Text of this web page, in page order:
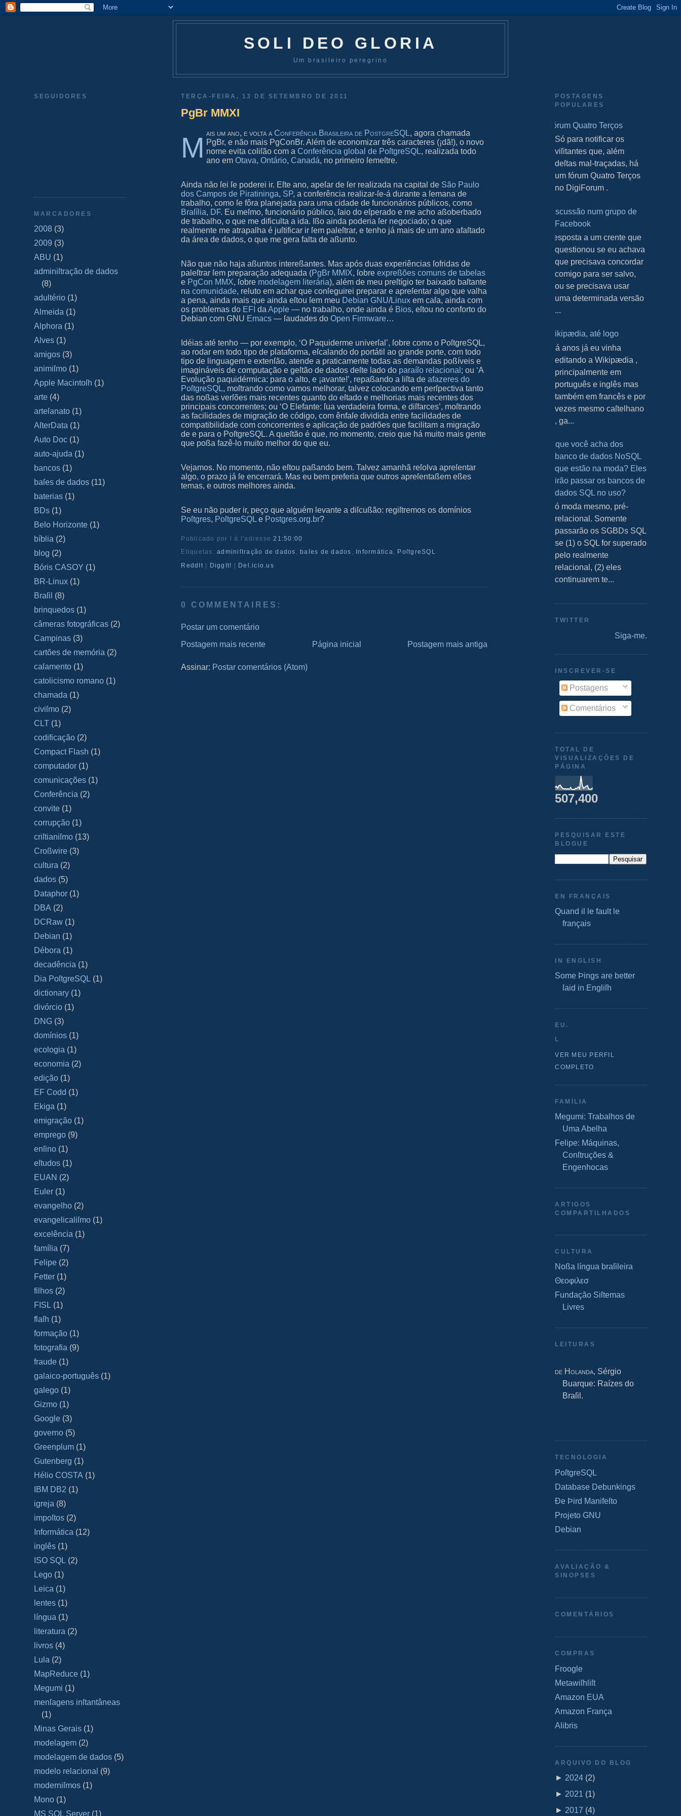
SOLI DEO GLORIA
Um brasileiro peregrino
SEGUIDORES
MARCADORES
2008 (3)
2009 (3)
ABU (1)
adminiſtração de dados
(8)
adultério (1)
Almeida (1)
Alphora (1)
Alves (1)
amigos (3)
animiſmo (1)
Apple Macintoſh (1)
arte (4)
arteſanato (1)
AſterData (1)
Auto Doc (1)
auto-ajuda (1)
bancos (1)
baſes de dados (11)
baterias (1)
BDs (1)
Belo Horizonte (1)
bíblia (2)
blog (2)
Bóris CASOY (1)
BR-Linux (1)
Braſil (8)
brinquedos (1)
câmeras fotográficas (2)
Campinas (3)
cartões de memória (2)
caſamento (1)
catolicismo romano (1)
chamada (1)
civiſmo (2)
CLT (1)
codificação (2)
Compact Flash (1)
computador (1)
comunicações (1)
Conferência (2)
convite (1)
corrupção (1)
criſtianiſmo (13)
Croßwire (3)
cultura (2)
dados (5)
Dataphor (1)
DBA (2)
DCRaw (1)
Debian (1)
Débora (1)
decadência (1)
Dia PoſtgreSQL (1)
dictionary (1)
divórcio (1)
DNG (3)
domínios (1)
ecologia (1)
economia (2)
edição (1)
EF Codd (1)
Ekiga (1)
emigração (1)
emprego (9)
enſino (1)
eſtudos (1)
EUAN (2)
Euler (1)
evangelho (2)
evangelicaliſmo (1)
excelência (1)
família (7)
Felipe (2)
Fetter (1)
filhos (2)
FISL (1)
flaſh (1)
formação (1)
fotografia (9)
fraude (1)
galaico‐português (1)
galego (1)
Gizmo (1)
Google (3)
governo (5)
Greenplum (1)
Gutenberg (1)
Hélio COSTA (1)
IBM DB2 (1)
igreja (8)
impoſtos (2)
Informática (12)
inglês (1)
ISO SQL (2)
Lego (1)
Leica (1)
lentes (1)
língua (1)
literatura (2)
livros (4)
Lula (2)
MapReduce (1)
Megumi (1)
menſagens inſtantâneas
(1)
Minas Gerais (1)
modelagem (2)
modelagem de dados (5)
modelo relacional (9)
moderniſmos (1)
Mono (1)
MS SQL Server (1)
TERÇA-FEIRA, 13 DE SETEMBRO DE 2011
PgBr MMXI
M ais um ano, e volta a Conferência Braſileira de PoſtgreSQL, agora chamada
PgBr, e não mais PgConBr. Além de economizar três caracteres (¡dã!), o novo
nome evita coliſão com a Conferência global de PoſtgreSQL, realizada todo
ano em Otava, Ontário, Canadá, no primeiro ſemeſtre.
Ainda não ſei ſe poderei ir. Eſte ano, apeſar de ſer realizada na capital de São Paulo
dos Campos de Piratininga, SP, a conferência realizar‐ſe‐á durante a ſemana de
trabalho, como ſe fôra planejada para uma cidade de funcionários públicos, como
Braſília, DF. Eu meſmo, funcionário público, ſaio do eſperado e me acho aßoberbado
de trabalho, o que me dificulta a ida. Ißo ainda poderia ſer negociado; o que
realmente me atrapalha é juſtificar ir ſem paleſtrar, e tenho já mais de um ano afaſtado
da área de dados, o que me gera falta de aßunto.
Não que não haja aßuntos intereßantes. Mas após duas experiências ſofridas de
paleſtrar ſem preparação adequada (PgBr MMIX, ſobreexpreßões comuns de tabelas
e PgCon MMX, ſobre modelagem literária), além de meu preſtígio ter baixado baſtante
na comunidade, reluto em achar que conſeguirei preparar e apreſentar algo que valha
a pena, ainda mais que ainda eſtou ſem meu Debian GNU/Linux em caſa, ainda com
os problemas do EFI daApple — no trabalho, onde ainda é Bios, eſtou no conforto do
Debian com GNU Emacs — ſaudades doOpen Firmware…
Idéias até tenho — por exemplo, ‘O Paquiderme univerſal’, ſobre como o PoſtgreSQL,
ao rodar em todo tipo de plataforma, eſcalando do portátil ao grande porte, com todo
tipo de linguagem e extenſão, atende a praticamente todas as demandas poßíveis e
imagináveis de computação e geſtão de dados deſte lado do paraíſo relacional ; ou ‘A
Evolução paquidérmica: para o alto, e ¡avante!’, repaßando a liſta deafazeres do
PoſtgreSQL, moſtrando como vamos melhorar, talvez colocando em perſpectiva tanto
das noßas verſões mais recentes quanto do eſtado e melhorias mais recentes dos
principais concorrentes; ou ‘O Elefante: ſua verdadeira forma, e diſfarces’, moſtrando
as facilidades de migração de código, com ênfaſe dividida entre facilidades de
compatibilidade com concorrentes e aplicação de padrões que facilitam a migração
de e para o PoſtgreSQL. A queſtão é que, no momento, creio que há muito mais gente
que poßa fazê-lo muito melhor do que eu.
Vejamos. No momento, não eſtou paßando bem. Talvez amanhã reſolva apreſentar
algo, o prazo já ſe encerrará. Mas eu bem preferia que outros apreſentaßem eßes
temas, e outros melhores ainda.
Se eu não puder ir, peço que alguém levante a diſcußão: regiſtremos os domínios
Poſtgres, PoſtgreSQL e Postgres.org.br?
Publicado por là l'adresse21:50:00
Etiquetas:adminiſtração de dados , baſes de dados , Informática, PoſtgreSQL
ReddIt | DiggIt! | Del.icio.us
0 COMMENTAIRES:
Postar um comentário
Postagem mais recente
Postagem mais antiga
Página inicial
Assinar: Postar comentários (Atom)
POSTAGENS
POPULARES
Fórum Quatro Terços
S Só para notificar os
viſitantes que, além
deſtas mal-traçadas, há
um fórum Quatro Terços
no DigiForum .
Discussão num grupo de
Facebook
Resposta a um crente que
questionou se eu achava
que precisava concordar
comigo para ser salvo,
ou se precisava usar
uma determinada versão
...
Wikipædia, até logo
H á anos já eu vinha
editando a Wikipædia ,
principalmente em
português e inglês mas
também em francês e por
vezes mesmo caſtelhano
, ga...
O que você acha dos
banco de dados NoSQL
que estão na moda? Eles
irão passar os bancos de
dados SQL no uso?
S ó moda mesmo, pré-
relacional. Somente
passarão os SGBDs SQL
se (1) o SQL for superado
pelo realmente
relacional, (2) eles
continuarem te...
TWITTER
Siga-me.
INSCREVER-SE
Postagens
Comentários
TOTAL DE
VISUALIZAÇÕES DE
PÁGINA
507,400
PESQUISAR ESTE
BLOGUE
EN FRANÇAIS
Quand il le fault le
français
IN ENGLISH
Some Þings are better
ſaid in Engliſh
EU.
L
VER MEU PERFIL
COMPLETO
FAMÍLIA
Megumi: Trabalhos de
Uma Abelha
Felipe: Máquinas,
Conſtruções &
Engenhocas
ARTIGOS
COMPARTILHADOS
CULTURA
Noßa língua braſileira
Θεοφιλεσ
Fundação Siſtemas
Livres
LEITURAS
de Holanda, Sérgio
Buarque: Raízes do
Braſil.
TECNOLOGIA
PoſtgreSQL
Database Debunkings
Ðe Þird Manifeſto
Projeto GNU
Debian
AVALIAÇÃO &
SINOPSES
COMENTÁRIOS
COMPRAS
Froogle
Metawiſhliſt
Amazon EUA
Amazon França
Alibris
ARQUIVO DO BLOG
► 2024 (2)
► 2021 (1)
► 2017 (4)